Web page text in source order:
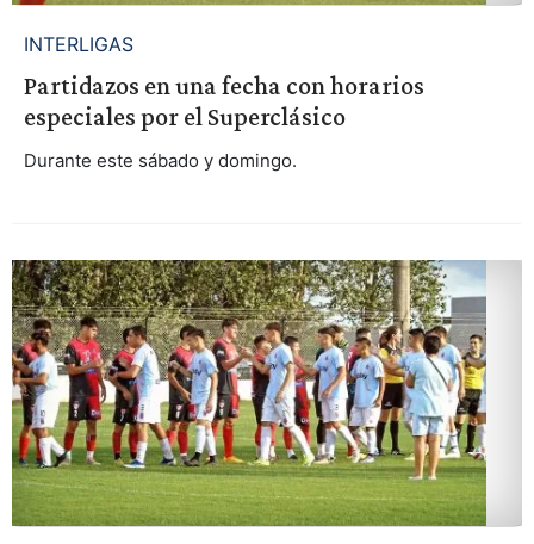
INTERLIGAS
Partidazos en una fecha con horarios
especiales por el Superclásico
Durante este sábado y domingo.